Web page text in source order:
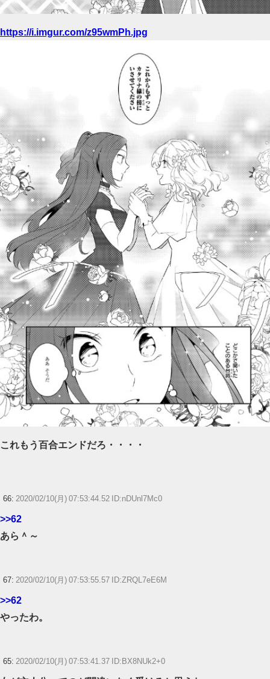
https://i.imgur.com/z95wmPh.jpg
これもう百合エンドだろ・・・・
66: 2020/02/10(月) 07:53:44.52 ID:nDUnl7Mc0
>>62
あら＾～
67: 2020/02/10(月) 07:53:55.57 ID:ZRQL7eE6M
>>62
やったわ。
65: 2020/02/10(月) 07:53:41.37 ID:BX8NUk2+0